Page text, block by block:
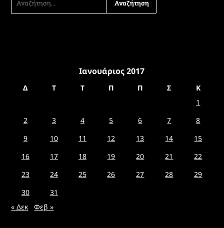
ΓΙΑ:
Ιανουάριος 2017
Δ Τ Τ Π Π Σ
Κ
1
2
3 4 5 6 7
8
9
10 11 12 13 14
15
16
17 18 19 20 21
22
23
24 25 26 27 28
29
30
31
« Δεκ
Φεβ »